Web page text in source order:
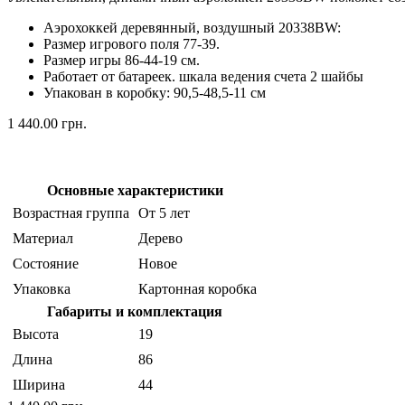
Аэрохоккей деревянный, воздушный 20338BW:
Размер игрового поля 77-39.
Размер игры 86-44-19 см.
Работает от батареек. шкала ведения счета 2 шайбы
Упакован в коробку: 90,5-48,5-11 см
1 440.00 грн.
Основные характеристики
Возрастная группа
От 5 лет
Материал
Дерево
Состояние
Новое
Упаковка
Картонная коробка
Габариты и комплектация
Высота
19
Длина
86
Ширина
44